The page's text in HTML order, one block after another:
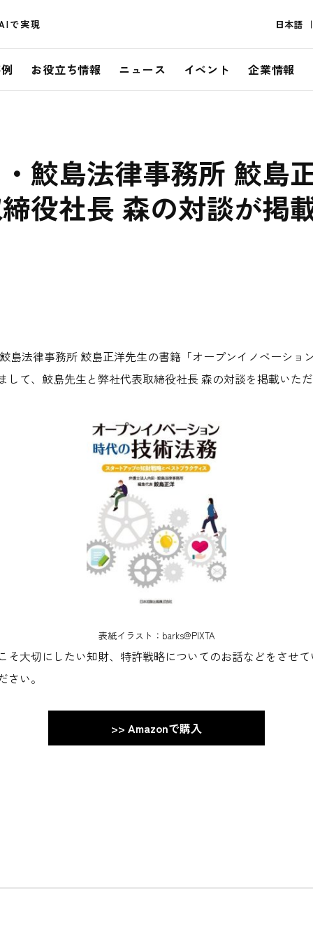
で実現 日本語
お役立ち情報 ニュース イベント 企業情報
鮫島法律事務所 鮫島
役社長 森の対談が掲
島法律事務所 鮫島正洋先生の書籍「オープンイノベーシ
して、鮫島先生と弊社代表取締役社長 森の対談を掲載いた
表紙イラスト：barks@PIXTA
そ大切にしたい知財、特許戦略についてのお話などをさせ
い。
>> Amazonで購入